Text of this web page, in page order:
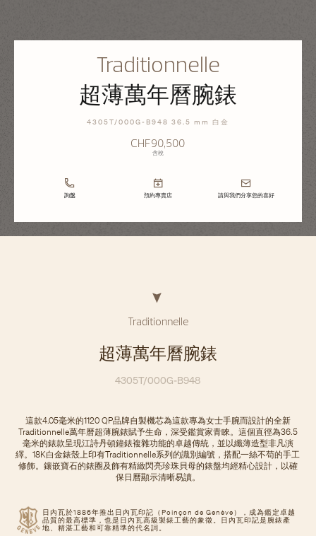
Traditionnelle
超薄萬年曆腕錶
4305T/000G-B948 36.5 mm 白金
CHF90,500
含稅
詢盤 預約專賣店 請與我們分享您的喜好
Traditionnelle
超薄萬年曆腕錶
4305T/000G-B948
日內瓦於1886年推出日內瓦印記（Poinçon de Genève），成為鑑定卓越
品質的最高標準，也是日內瓦高級製錶工藝的象徵。日內瓦印記是腕錶產
地、精湛工藝和可靠精準的代名詞。
這款4.05毫米的1120 QP品牌自製機芯為這款專為女士手腕而設計的全新
Traditionnelle萬年曆超薄腕錶賦予生命，深受鑑賞家青睞。這個直徑為36.5
毫米的錶款呈現江詩丹頓鐘錶複雜功能的卓越傳統，並以纖薄造型非凡演
繹。18K白金錶殼上印有Traditionnelle系列的識別編號，搭配一絲不苟的手工
修飾。鑲嵌寶石的錶圈及飾有精緻閃亮珍珠貝母的錶盤均經精心設計，以確
保日曆顯示清晰易讀。